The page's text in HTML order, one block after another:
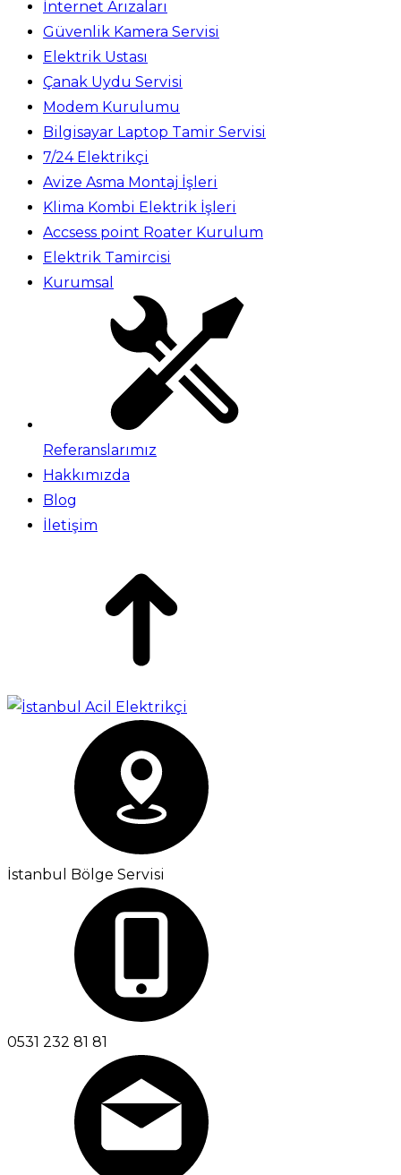
İnternet Arızaları
Güvenlik Kamera Servisi
Elektrik Ustası
Çanak Uydu Servisi
Modem Kurulumu
Bilgisayar Laptop Tamir Servisi
7/24 Elektrikçi
Avize Asma Montaj İşleri
Klima Kombi Elektrik İşleri
Accsess point Roater Kurulum
Elektrik Tamircisi
Kurumsal
Referanslarımız
Hakkımızda
Blog
İletişim
İstanbul Bölge Servisi
0531 232 81 81